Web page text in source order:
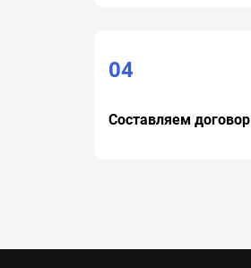
04
Составляем договор